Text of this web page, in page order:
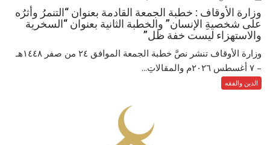
وزارة الأوقاف : خطبة الجمعة القادمة بعنوان “التنمرُ وأثرُه
على شخصيةِ الإنسان” والخطبة الثانية بعنوان “السخرية
والاستهزاء ليست خفة ظل”
وزارة الأوقاف تنشر نصَّ خطبة الجمعة الموافق ٢٤ من صفر ١٤٤٨هـ
– ‏٧ أغسطس ٢٠٢٦م والمقالاتِ...
الدين والفقه